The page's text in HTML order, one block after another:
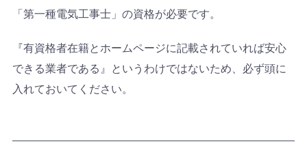
「第一種電気工事士」の資格が必要です。
『有資格者在籍とホームページに記載されていれば安心
できる業者である』というわけではないため、必ず頭に
入れておいてください。